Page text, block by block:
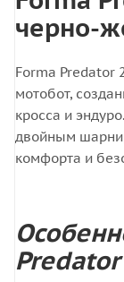
черно-
Forma Predator
мотобот,
кросса и
двойным
комфорта и